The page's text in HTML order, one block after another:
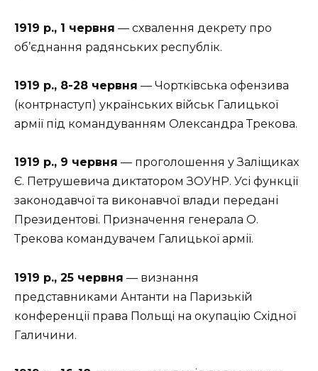
1919 р., 1 червня — схвалення декрету про
об’єднання радянських республік.
1919 р., 8-28 червня — Чортківська офензива
(контрнаступ) українських військ Галицької
армії під командуванням Олександра Трекова.
1919 р., 9 червня — проголошення у Заліщиках
Є. Петрушевича диктатором ЗОУНР. Усі функції
законодавчої та виконавчої влади передані
Президентові. Призначення генерала О.
Трекова командувачем Галицької армії.
1919 р., 25 червня — визнання
представниками Антанти на Паризькій
конференції права Польщі на окупацію Східної
Галичини.